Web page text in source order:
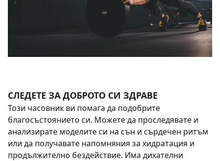
СЛЕДЕТЕ ЗА ДОБРОТО СИ ЗДРАВЕ
Този часовник ви помага да подобрите
благосъстоянието си. Можете да проследявате и
анализирате моделите си на сън и сърдечен ритъм
или да получавате напомняния за хидратация и
продължително бездействие. Има дихателни